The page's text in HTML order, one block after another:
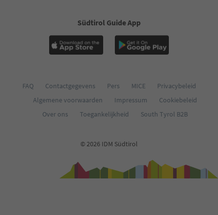
Südtirol Guide App
FAQ Contactgegevens Pers MICE
Privacybeleid
Algemene voorwaarden
Impressum
Cookiebeleid
Over ons
Toegankelijkheid South Tyrol B2B
© 2026 IDM Südtirol